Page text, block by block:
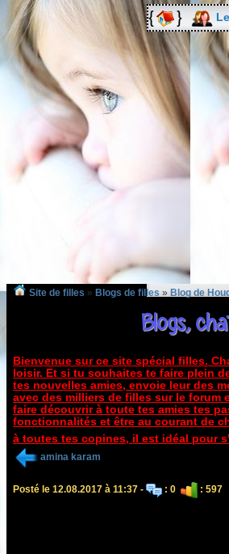
Site de filles » Blogs de filles » Blog de
Blogs,
Bienvenue sur ce site spécial filles.
loisir. Et si tu souhaites te faire plein
tes nouvelles amies, envoie leur des
avec des milliers de filles sur le forum
faire découvrir à toute tes amies tes
fonctionnalités et être au courant de
à toutes tes copines, il est idéal pour
amina karam
Posté le 12.08.2017 à 11:37 - : 0 : 597